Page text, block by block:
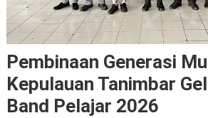
Pembinaan Generasi
Kepulauan Tanimbar
Band Pelajar 2026